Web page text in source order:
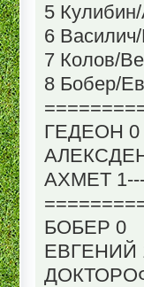
5
6
7 Колов/
8 Бобер/
ГЕДЕОН 0
АЛЕКСДЕН
АХМЕТ
БОБЕР 0
ЕВГЕНИЙ
ДОКТОРОФ